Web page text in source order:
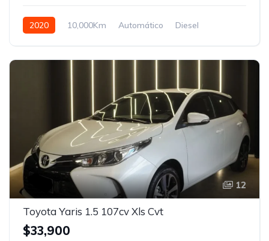
2020 10,000Km Automático
Diesel
12
Toyota Yaris 1.5 107cv Xls Cvt
$33,900